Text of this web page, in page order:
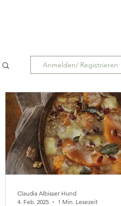
Anmelden/ Registrieren
Claudia Albisser Hund
4. Feb. 2025
1 Min. Lesezeit